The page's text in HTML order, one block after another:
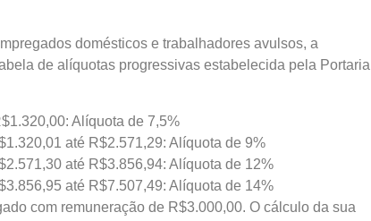
domésticos e trabalhadores avulsos, a
de alíquotas progressivas estabelecida pela Portaria
Alíquota de 7,5%
até R$2.571,29: Alíquota de 9%
até R$3.856,94: Alíquota de 12%
até R$7.507,49: Alíquota de 14%
com remuneração de R$3.000,00. O cálculo da sua